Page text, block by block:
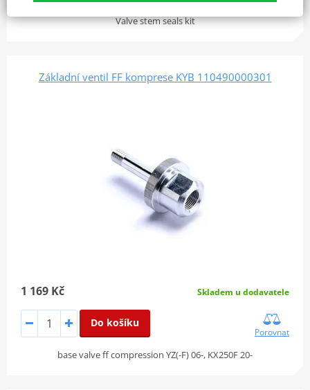
Valve stem seals kit
Základní ventil FF komprese KYB 110490000301
1 169 Kč Skladem u dodavatele
Do košíku
Porovnat
base valve ff compression YZ(-F) 06-, KX250F 20-